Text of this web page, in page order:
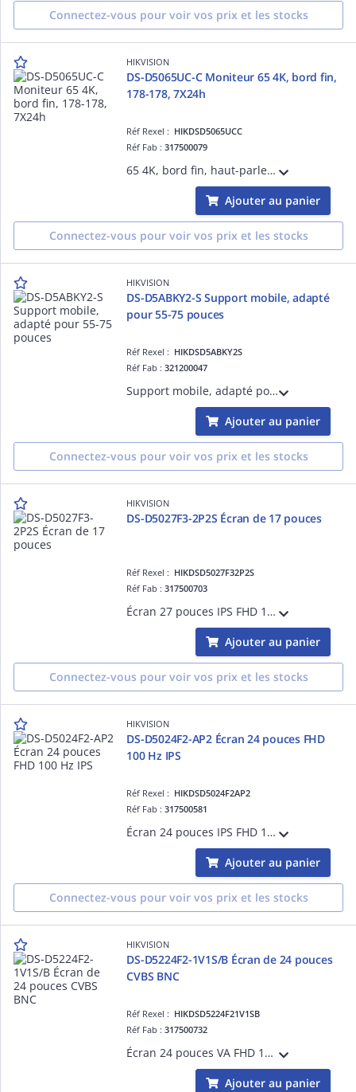
Connectez-vous pour voir vos prix et les stocks
HIKVISION
DS-D5065UC-C Moniteur 65 4K, bord fin,
178-178, 7X24h
Réf Rexel : HIKDSD5065UCC
Réf Fab :317500079
65 4K, bord fin, haut-parleur intégré, entrée HDMIX2, VGAX1, USB2.0, USB3.0, haut-parleur intégré, 400 cd-m2, angle de vue : 178°-178°, support de base inclus, VESA,7X24h
Ajouter au panier
Connectez-vous pour voir vos prix et les stocks
HIKVISION
DS-D5ABKY2-S Support mobile, adapté
pour 55-75 pouces
Réf Rexel : HIKDSD5ABKY2S
Réf Fab :321200047
Support mobile, adapté pour 55-75 pouces, gris argent, plaque d'acier SPCC de haute qualité
Ajouter au panier
Connectez-vous pour voir vos prix et les stocks
HIKVISION
DS-D5027F3-2P2S Écran de 17 pouces
Réf Rexel : HIKDSD5027F32P2S
Réf Fab :317500703
Écran 27 pouces IPS FHD 1920×1080 avec angle 178°, rafraîchissement 100 Hz, design ultra-fin à bordures minces sur trois côtés, HDMI/VGA, haut-parleurs intégrés, réduction du bruit 3D, faible lumière bleue, compatible montage mural VESA.
Ajouter au panier
Connectez-vous pour voir vos prix et les stocks
HIKVISION
DS-D5024F2-AP2 Écran 24 pouces FHD
100 Hz IPS
Réf Rexel : HIKDSD5024F2AP2
Réf Fab :317500581
Écran 24 pouces IPS FHD 1920×1080 avec angle large 178°, rafraîchissement 100 Hz, design ultra-mince à bordures fines sur trois côtés, réduction du bruit 3D, faible lumière bleue, double interface HDMI/VGA, compatible fixation murale VESA.
Ajouter au panier
Connectez-vous pour voir vos prix et les stocks
HIKVISION
DS-D5224F2-1V1S/B Écran de 24 pouces
CVBS BNC
Réf Rexel : HIKDSD5224F21V1SB
Réf Fab :317500732
Écran 24 pouces VA FHD 1920×1080 offrant un angle large de 178°, rafraîchissement 75 Hz pour une image fluide, design ultra-fin à bordures minces sur trois côtés, faible lumière bleue pour le confort visuel, interfaces HDMI et VGA.
Ajouter au panier